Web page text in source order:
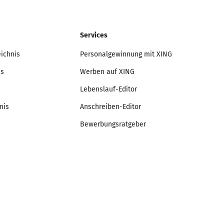
Services
Personalgewinnung mit XING
Werben auf XING
Lebenslauf-Editor
Anschreiben-Editor
Bewerbungsratgeber